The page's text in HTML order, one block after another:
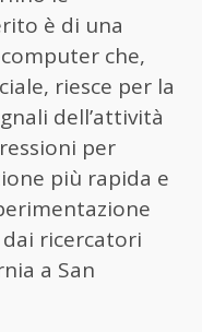
è di una
che,
riesce per la
dell’attività
per
più rapida e
ricercatori
a San